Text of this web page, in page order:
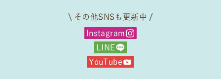
その他SNSも更新中
Instagram
LINE
YouTube